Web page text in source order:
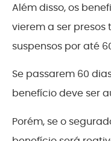
Além disso, os
vierem a ser presos
suspensos por até
Se passarem 60
benefício deve ser
Porém, se o